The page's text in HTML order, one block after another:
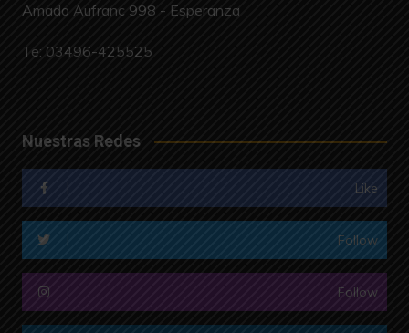
Amado Aufranc 998 - Esperanza
Te: 03496-425525
Nuestras Redes
Like
Follow
Follow